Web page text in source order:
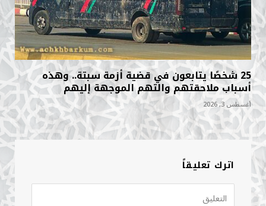
25 شخصًا يتابعون في قضية أزمة سبتة.. وهذه
أسباب ملاحقتهم والتهم الموجهة إليهم
أغسطس 3, 2026
اترك تعليقاً